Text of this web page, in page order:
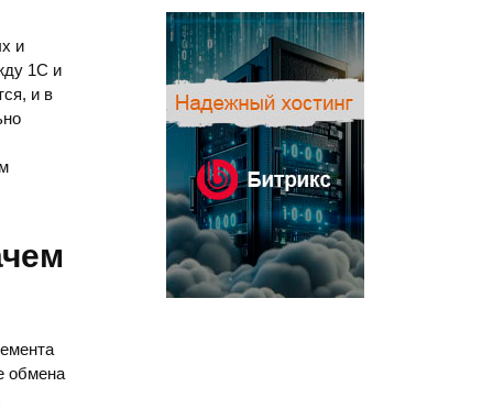
и
1С и
и в
обмена